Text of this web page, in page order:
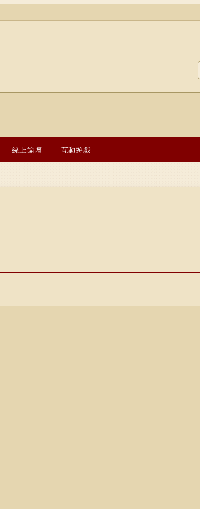
線上論壇 互動遊戲